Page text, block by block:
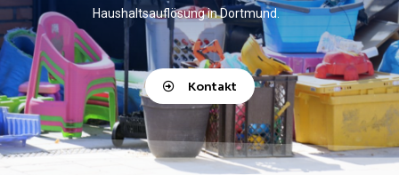
Haushaltsauflösung in Dortmund.
Kontakt